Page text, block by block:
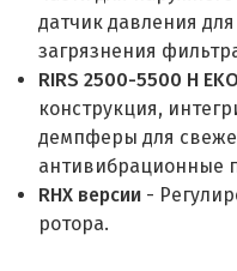
датчик давления
загрязнения
RIRS 2500-5500 H
конструкция,
демпферы для
антивибрационные
RHX версии -
ротора.